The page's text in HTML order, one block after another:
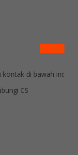
via SMS
di bawah ini:
CS